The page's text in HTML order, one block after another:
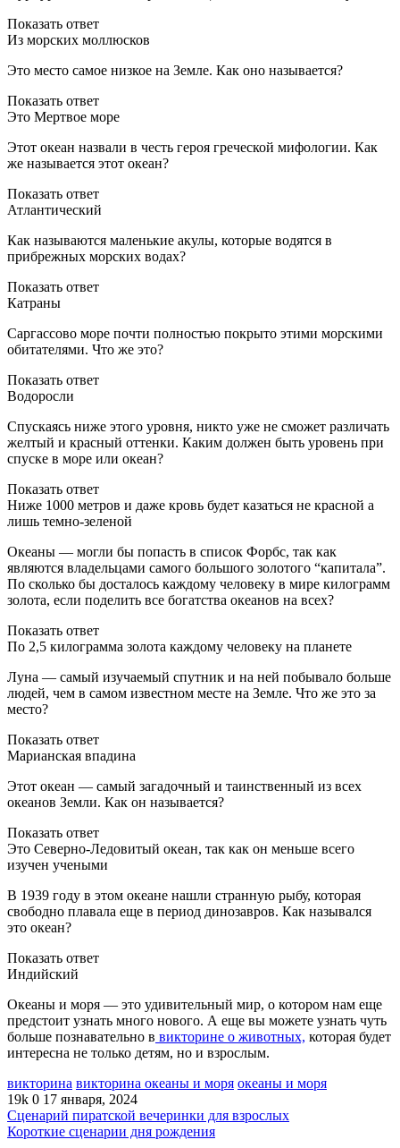
Показать ответ
Из морских моллюсков
Это место самое низкое на Земле. Как оно называется?
Показать ответ
Это Мертвое море
Этот океан назвали в честь героя греческой мифологии. Как
же называется этот океан?
Показать ответ
Атлантический
Как называются маленькие акулы, которые водятся в
прибрежных морских водах?
Показать ответ
Катраны
Саргассово море почти полностью покрыто этими морскими
обитателями. Что же это?
Показать ответ
Водоросли
Спускаясь ниже этого уровня, никто уже не сможет различать
желтый и красный оттенки. Каким должен быть уровень при
спуске в море или океан?
Показать ответ
Ниже 1000 метров и даже кровь будет казаться не красной а
лишь темно-зеленой
Океаны — могли бы попасть в список Форбс, так как
являются владельцами самого большого золотого “капитала”.
По сколько бы досталось каждому человеку в мире килограмм
золота, если поделить все богатства океанов на всех?
Показать ответ
По 2,5 килограмма золота каждому человеку на планете
Луна — самый изучаемый спутник и на ней побывало больше
людей, чем в самом известном месте на Земле. Что же это за
место?
Показать ответ
Марианская впадина
Этот океан — самый загадочный и таинственный из всех
океанов Земли. Как он называется?
Показать ответ
Это Северно-Ледовитый океан, так как он меньше всего
изучен учеными
В 1939 году в этом океане нашли странную рыбу, которая
свободно плавала еще в период динозавров. Как назывался
это океан?
Показать ответ
Индийский
Океаны и моря — это удивительный мир, о котором нам еще
предстоит узнать много нового. А еще вы можете узнать чуть
больше познавательно в викторине о животных, которая будет
интересна не только детям, но и взрослым.
викторина викторина океаны и моря океаны и моря
19k 0 17 января, 2024
Сценарий пиратской вечеринки для взрослых
Короткие сценарии дня рождения